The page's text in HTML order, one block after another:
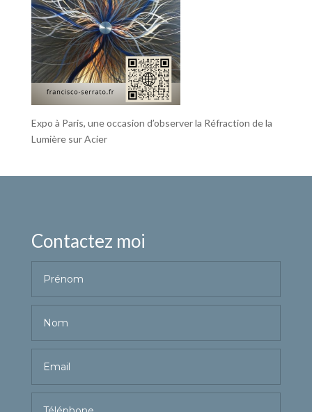
Expo à Paris, une occasion d’observer la Réfraction de la
Lumière sur Acier
Contactez moi